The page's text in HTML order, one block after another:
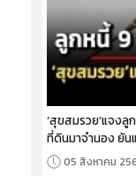
‘สุขสมรวย’แจงลู
ที่ดินมาจำนอง ยัน
05 สิงหาคม